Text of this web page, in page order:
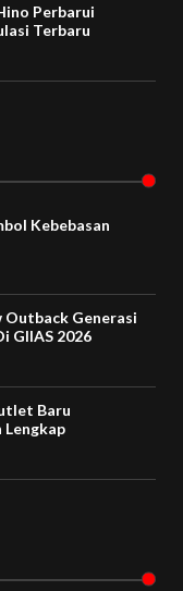
Perbarui
Terbaru
Kebebasan
Outback Generasi
GIIAS 2026
Baru
Lengkap